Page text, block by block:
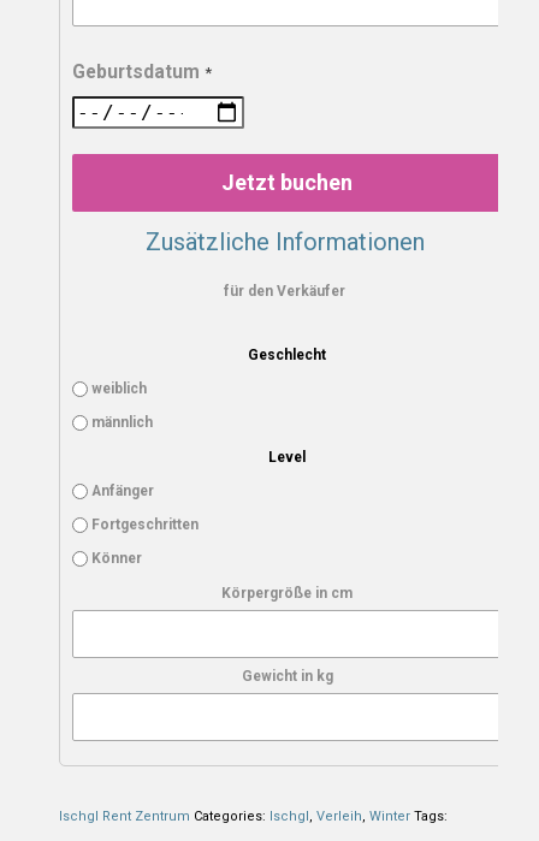
Geburtsdatum *
Jetzt buchen
Zusätzliche Informationen
für den Verkäufer
Geschlecht
weiblich
männlich
Level
Anfänger
Fortgeschritten
Könner
Körpergröße in cm
Gewicht in kg
Ischgl Rent Zentrum Categories: Ischgl , Verleih, Winter Tags: